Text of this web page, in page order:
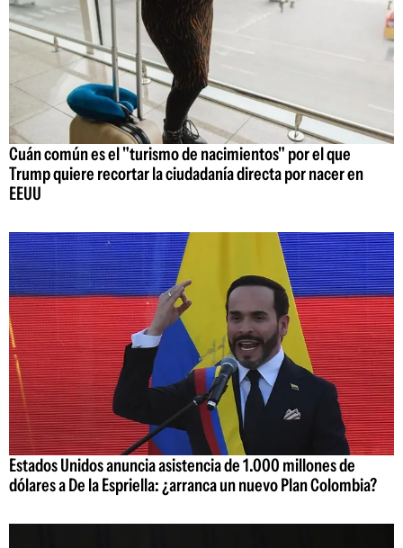
Cuán común es el "turismo de nacimientos" por el que
Trump quiere recortar la ciudadanía directa por nacer en
EEUU
Estados Unidos anuncia asistencia de 1.000 millones de
dólares a De la Espriella: ¿arranca un nuevo Plan Colombia?